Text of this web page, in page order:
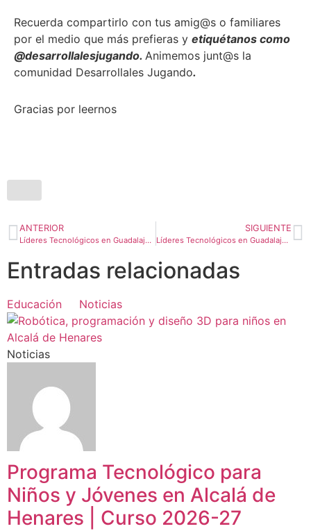
Recuerda compartirlo con tus amig@s o familiares
por el medio que más prefieras y etiquétanos como
@desarrollalesjugando. Animemos junt@s la
comunidad Desarrollales Jugando.
Gracias por leernos
ANTERIOR
Líderes Tecnológicos en Guadalajara – Nivel 1. Programación Visual
SIGUIENTE
Líderes Tecnológicos en Guadalajara – Nivel 1. Programación y Electrónica
Entradas relacionadas
Educación Noticias
Noticias
Programa Tecnológico para
Niños y Jóvenes en Alcalá de
Henares | Curso 2026-27